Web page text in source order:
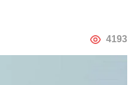
АВТОР
4193